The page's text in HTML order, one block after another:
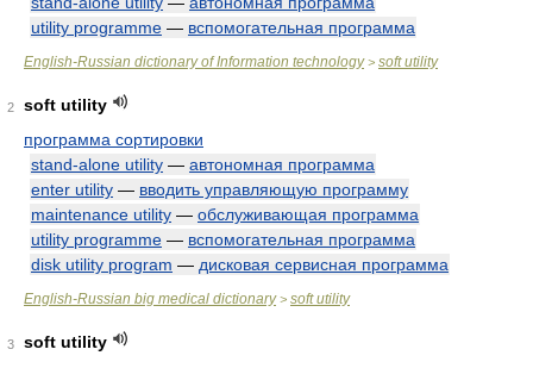
utility programme — вспомогательная программа
English-Russian dictionary of Information technology> soft utility
2
soft utility
программа сортировки
stand-alone utility — автономная программа
enter utility — вводить управляющую программу
maintenance utility — обслуживающая программа
utility programme — вспомогательная программа
disk utility program — дисковая сервисная программа
English-Russian big medical dictionary> soft utility
3
soft utility